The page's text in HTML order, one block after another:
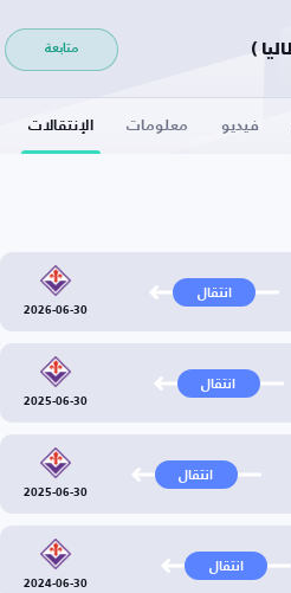
متابعة
فيديو معلومات الإنتقالات
انتقال
2026-06-30
انتقال
2025-06-30
انتقال
2025-06-30
انتقال
2024-06-30